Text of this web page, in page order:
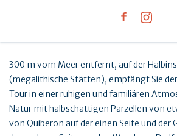
300 m vom Meer entfernt, auf der
(megalithische Stätten), empfängt Sie
Tour in einer ruhigen und familiären
Natur mit halbschattigen Parzellen von
von Quiberon auf der einen Seite und der